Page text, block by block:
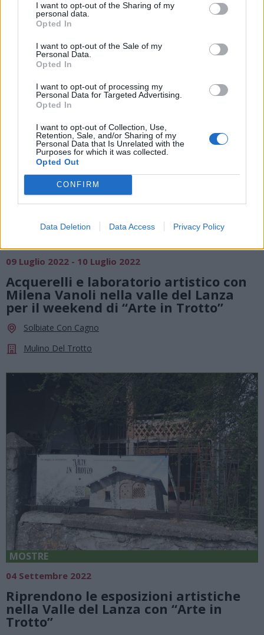
I want to opt-out of the Sharing of my
personal data.
Opted In
I want to opt-out of the Sale of my
Personal Data.
Opted In
I want to opt-out of processing my
Personal Data for Targeted Advertising.
Opted In
I want to opt-out of Collection, Use,
Retention, Sale, and/or Sharing of my
Personal Data that Is Unrelated with the
Purposes for which it was collected.
Opted Out
CONFIRM
Data Deletion Data Access Privacy Policy
Solbiate Con Cagno
09 Luglio 2022 - 10 Luglio 2022
Acquerelli e laboratorio artistico con
Milena Vanoli nella valle del Lanza
per il weekend di “Arte in Trotto”
Solbiate Con Cagno
Mulino Del Trotto
MOSTRE
04 Settembre 2022
Riprendono le esposizioni artistiche
nella Valle del Lanza con “Arte in
Trotto”